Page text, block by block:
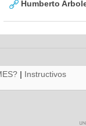
Humberto
| Instructivos